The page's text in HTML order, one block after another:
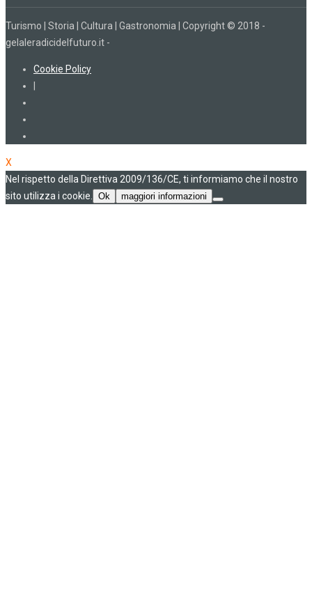
Turismo | Storia | Cultura | Gastronomia | Copyright © 2018 -
gelaleradicidelfuturo.it -
Cookie Policy
X
Nel rispetto della Direttiva 2009/136/CE, ti informiamo che il nostro
sito utilizza i cookie. Ok maggiori informazioni